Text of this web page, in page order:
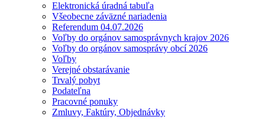
Elektronická úradná tabuľa
Všeobecne záväzné nariadenia
Referendum 04.07.2026
Voľby do orgánov samosprávnych krajov 2026
Voľby do orgánov samosprávy obcí 2026
Voľby
Verejné obstarávanie
Trvalý pobyt
Podateľna
Pracovné ponuky
Zmluvy, Faktúry, Objednávky